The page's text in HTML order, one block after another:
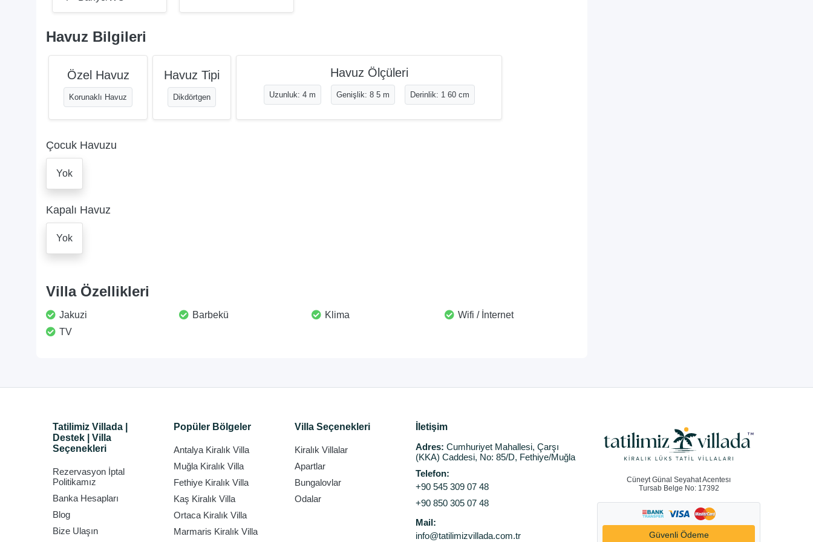
Havuz Bilgileri
Özel Havuz
Korunaklı Havuz
Havuz Tipi
Dikdörtgen
Havuz Ölçüleri
Uzunluk: 4 m Genişlik: 8 5 m Derinlik: 1 60 cm
Çocuk Havuzu
Yok
Kapalı Havuz
Yok
Villa Özellikleri
Jakuzi Barbekü Klima
Wifi / İnternet
TV
Tatilimiz Villada |
Destek | Villa
Seçenekleri
Rezervasyon İptal
Politikamız
Banka Hesapları
Blog
Bize Ulaşın
Popüler Bölgeler
Antalya Kiralık Villa
Muğla Kiralık Villa
Fethiye Kiralık Villa
Kaş Kiralık Villa
Ortaca Kiralık Villa
Marmaris Kiralık Villa
Villa Seçenekleri
Kiralık Villalar
Apartlar
Bungalovlar
Odalar
İletişim
Adres: Cumhuriyet Mahallesi, Çarşı
(KKA) Caddesi, No: 85/D, Fethiye/Muğla
Telefon:
+90 545 309 07 48
+90 850 305 07 48
Mail:
info@tatilimizvillada.com.tr
Cüneyt Günal Seyahat Acentesı
Tursab Belge No: 17392
Güvenli Ödeme